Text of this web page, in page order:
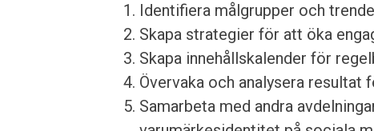
Identifiera målgrupper och
Skapa strategier för att öka
Skapa innehållskalender för
Övervaka och analysera
Samarbeta med andra